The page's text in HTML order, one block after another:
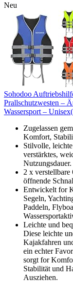
Neu
Sohodoo
Prallschutzwesten –
Wassersport –
Zugelassen
Komfort,
Stilvolle,
verstärktes,
Nutzungsdauer.
2 x verstellbare
öffnende
Entwickelt for
Segeln,
Paddeln,
Leichte und
Diese leichte
Kajakfahren
ein echter
sorgt for
Stabilität und
Ausziehen.